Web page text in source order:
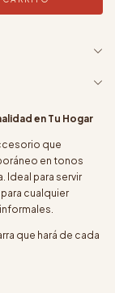
en Tu Hogar
que
en tonos
Ideal para servir
cualquier
que hará de cada